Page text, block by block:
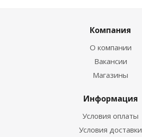
Компания
О компании
Вакансии
Магазины
Информация
Условия оплаты
Условия доставки